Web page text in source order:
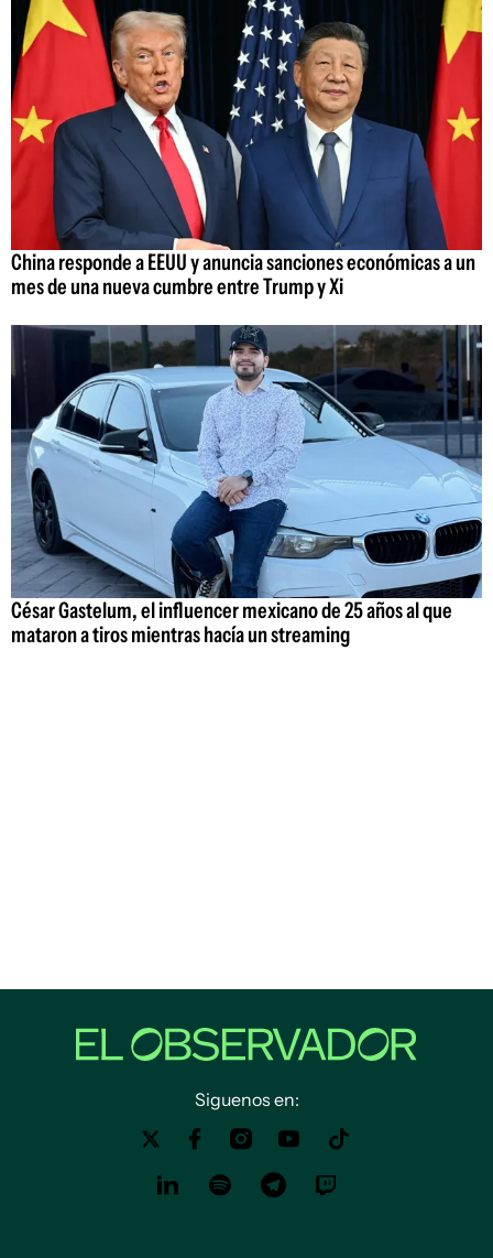
China responde a EEUU y anuncia sanciones económicas a un
mes de una nueva cumbre entre Trump y Xi
César Gastelum, el influencer mexicano de 25 años al que
mataron a tiros mientras hacía un streaming
Siguenos en: